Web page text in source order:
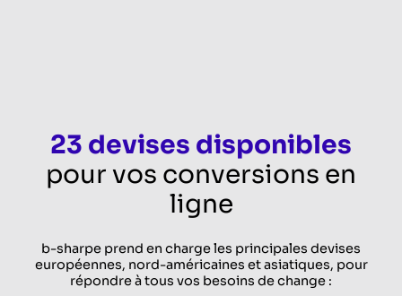
23 devises disponibles
pour vos conversions en
ligne
b-sharpe prend en charge les principales devises
européennes, nord-américaines et asiatiques, pour
répondre à tous vos besoins de change :